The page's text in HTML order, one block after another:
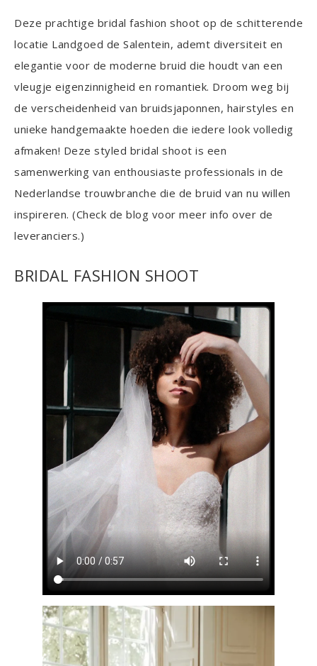
Deze prachtige bridal fashion shoot op de schitterende
locatie Landgoed de Salentein, ademt diversiteit en
elegantie voor de moderne bruid die houdt van een
vleugje eigenzinnigheid en romantiek. Droom weg bij
de verscheidenheid van bruidsjaponnen, hairstyles en
unieke handgemaakte hoeden die iedere look volledig
afmaken! Deze styled bridal shoot is een
samenwerking van enthousiaste professionals in de
Nederlandse trouwbranche die de bruid van nu willen
inspireren. (Check de blog voor meer info over de
leveranciers.)
BRIDAL FASHION SHOOT